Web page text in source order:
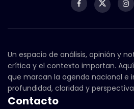
Un espacio de análisis, opinión y
crítica y el contexto importan.
que marcan la agenda nacional e
profundidad, claridad y
Contacto